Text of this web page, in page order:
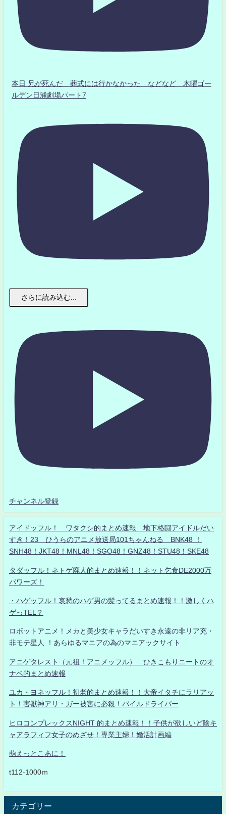
本日 兄が死んだ 葬式には行かなかった などなど 木曜ゴー
ルデン日浦劇場パート7
さらに読み込む...
チャンネル登録
アイドッフル！ ワタクシ的まとめ速報 地下格闘アイドルだい
すき！23 ひうらのアニメ放送局101ちゃんねる BNK48 ！
SNH48！JKT48！MNL48！SGO48！GNZ48！STU48！SKE48
タダッフル！ネトゲ廃人的まとめ速報！！ネット乞食DE2000万
パワーズ！
・ハゲッフル！哀愁のハゲ男の髪ってるまとめ速報！！激しくハ
ゲっTEL？
ロボットアニメ！メカと美少女キャラだいすき永遠の非リア充・
非モテ星人 ！あらゆるマニアの為のマニアックサイト
アニゲタレスト（元祖！アニメッフル） ひきこもりニートのオ
ナベ的まとめ速報
ユカ・ヨネッフル！初老的まとめ速報！！大帝イタチにラリアッ
ト！害獣神アリ・ガー被害に必殺！パイルドライバー
ヒロコンプレックスNIGHT 的まとめ速報！！子供が欲しいど陰キ
ャアラフィフ女子のめざせ！専業主婦！婚活計画編
萌えっとこあに！
t112-1000ｍ
カテゴリー